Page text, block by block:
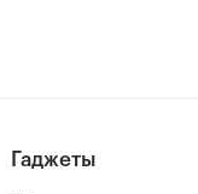
Гаджеты